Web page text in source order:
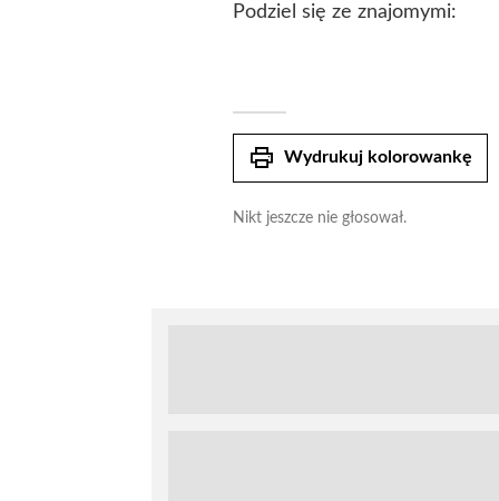
Podziel się ze znajomymi:
print Wydrukuj kolorowankę
Nikt jeszcze nie głosował.